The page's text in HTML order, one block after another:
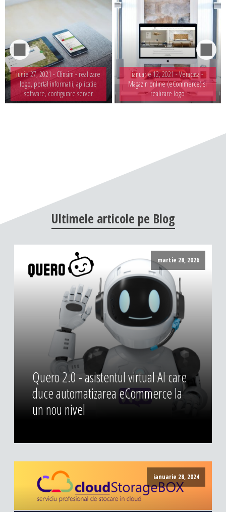
iunie 27, 2021 - Clinsim - realizare
logo, portal informatii, aplicatie
software, configurare server
ianuarie 12, 2021 -Veracasa -
Magazin online (eCommerce) si
realizare logo
Ultimele articole pe Blog
martie 28, 2026
Quero 2.0 - asistentul virtual AI care
duce automatizarea eCommerce la
un nou nivel
ianuarie 28, 2024